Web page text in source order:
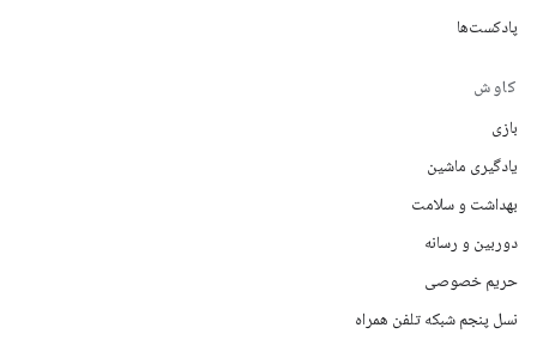
پادکست‌ها
کاوش
بازی
یادگیری ماشین
بهداشت و سلامت
دوربین و رسانه
حریم خصوصی
نسل پنجم شبکه تلفن همراه